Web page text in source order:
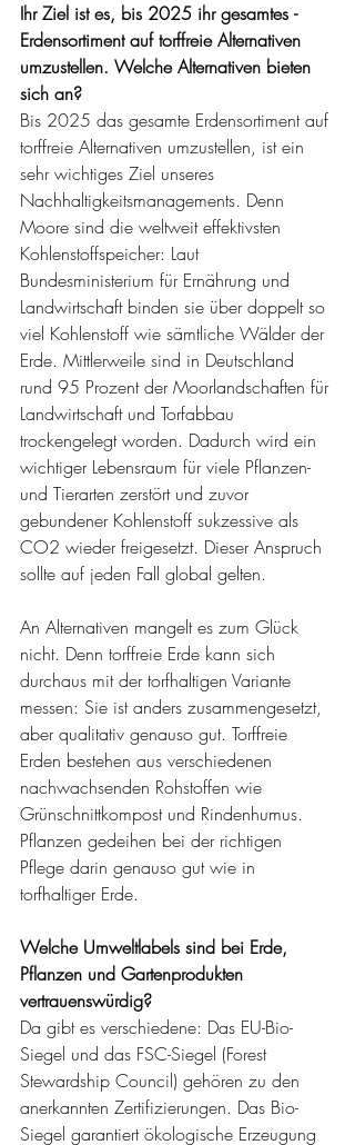
Ihr Ziel ist es, bis 2025 ihr gesamtes ­
Erdensortiment auf torffreie Alternativen
umzustellen. Welche Alternativen bieten
sich an?
Bis 2025 das gesamte Erdensortiment auf
torffreie Alternativen umzustellen, ist ein
sehr wichtiges Ziel unseres
Nachhaltigkeitsmanagements. Denn
Moore sind die weltweit effektivsten
Kohlenstoffspeicher: Laut
Bundesministerium für Ernährung und
Landwirtschaft binden sie über doppelt so
viel Kohlenstoff wie sämtliche Wälder der
Erde. Mittlerweile sind in Deutschland
rund 95 Prozent der Moorlandschaften für
Landwirtschaft und Torfabbau
trockengelegt worden. Dadurch wird ein
wichtiger Lebensraum für viele Pflanzen-
und Tierarten zerstört und zuvor
gebundener Kohlenstoff sukzessive als
CO2 wieder freigesetzt. Dieser Anspruch
sollte auf jeden Fall global gelten.
An Alternativen mangelt es zum Glück
nicht. Denn torffreie Erde kann sich
durchaus mit der torfhaltigen Variante
messen: Sie ist anders zusammengesetzt,
aber qualitativ genauso gut. Torffreie
Erden bestehen aus verschiedenen
nachwachsenden Rohstoffen wie
Grünschnittkompost und Rindenhumus.
Pflanzen gedeihen bei der richtigen
Pflege darin genauso gut wie in
torfhaltiger Erde.
Welche Umweltlabels sind bei Erde,
Pflanzen und Gartenprodukten
vertrauenswürdig?
Da gibt es verschiedene: Das EU-Bio-
Siegel und das FSC-Siegel (Forest
Stewardship Council) gehören zu den
anerkannten Zertifizierungen. Das Bio-
Siegel garantiert ökologische Erzeugung